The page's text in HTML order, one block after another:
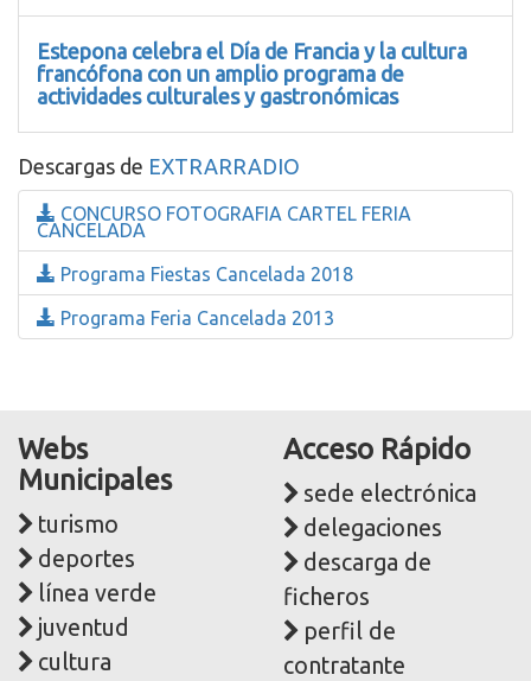
Estepona celebra el Día de Francia y la cultura
francófona con un amplio programa de
actividades culturales y gastronómicas
Descargas de EXTRARRADIO
CONCURSO FOTOGRAFIA CARTEL FERIA
CANCELADA
Programa Fiestas Cancelada 2018
Programa Feria Cancelada 2013
Webs
Municipales
turismo
deportes
línea verde
juventud
cultura
Acceso Rápido
sede electrónica
delegaciones
descarga de
ficheros
perfil de
contratante